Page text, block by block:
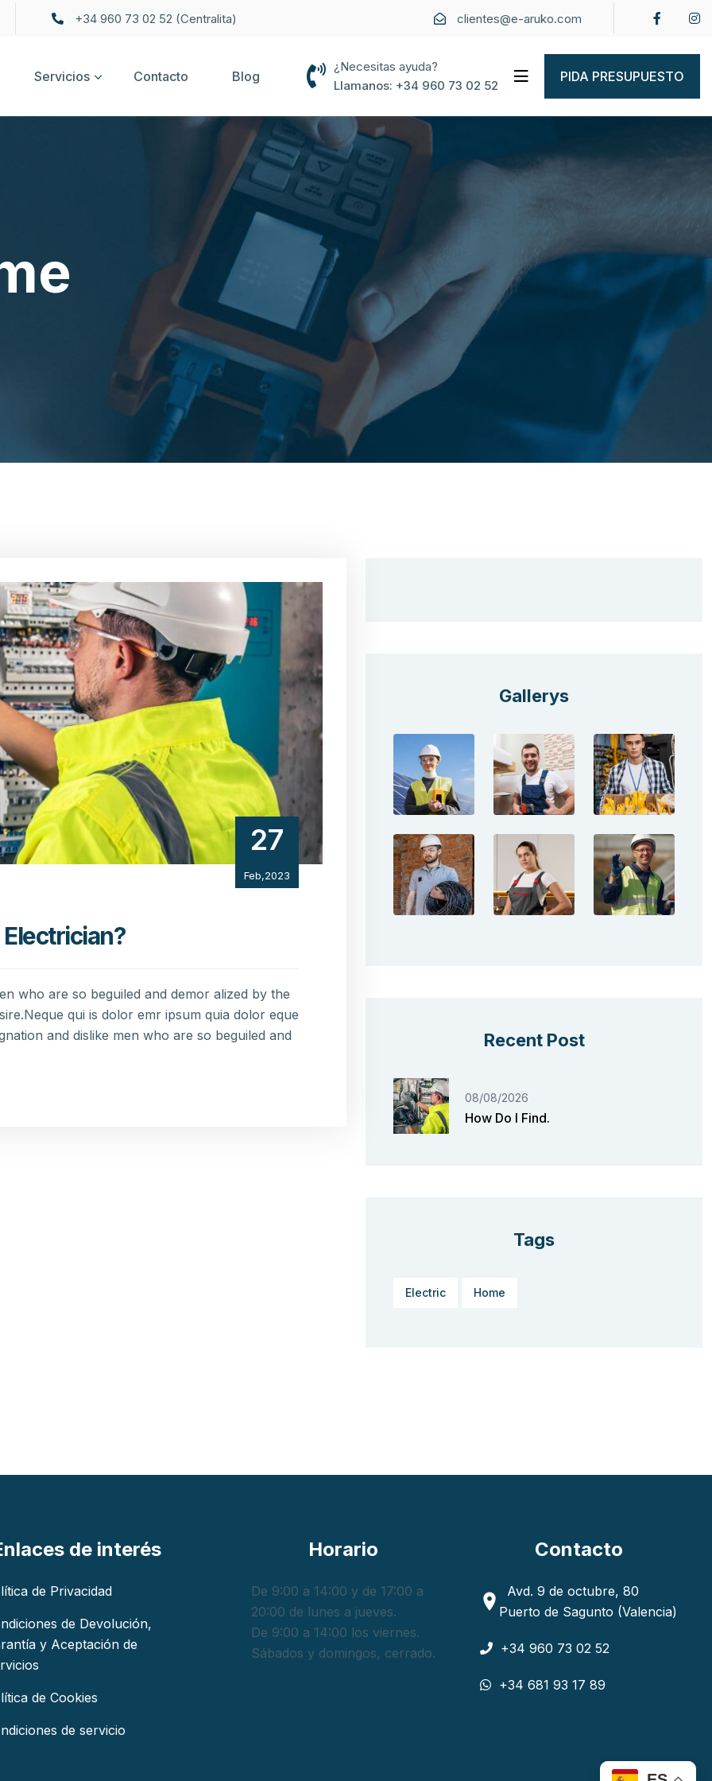
+34 960 73 02 52 (Centralita) clientes@e-aruko.com
Servicios Contacto Blog
¿Necesitas ayuda?
Llamanos: +34 960 73 02 52
PIDA PRESUPUESTO
27
Feb,2023
who are so beguiled and demor alized by the
qui is dolor emr ipsum quia dolor eque
and dislike men who are so beguiled and
Gallerys
Recent Post
08/08/2026
How Do I Find.
Tags
Electric Home
de interés
de Privacidad
de Devolución,
y Aceptación de
de Cookies
de servicio
Horario
De 9:00 a 14:00 y de 17:00 a
20:00 de lunes a jueves.
De 9:00 a 14:00 los viernes.
Sábados y domingos, cerrado.
Contacto
Avd. 9 de octubre, 80
Puerto de Sagunto (Valencia)
+34 960 73 02 52
+34 681 93 17 89